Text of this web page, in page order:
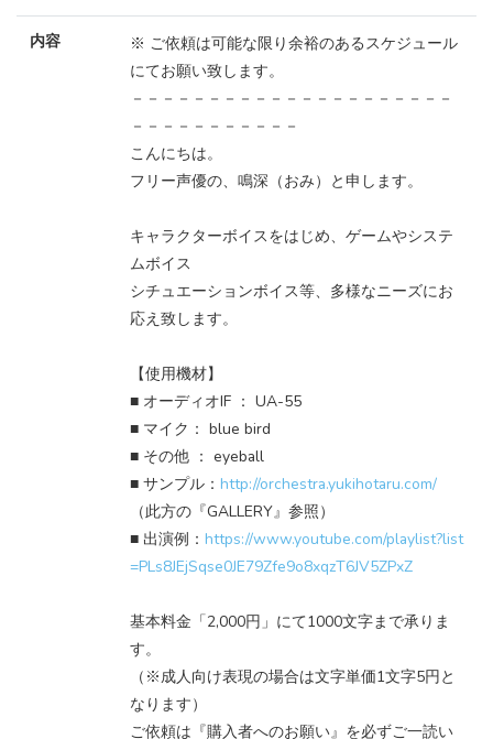
内容
※ ご依頼は可能な限り余裕のあるスケジュール
にてお願い致します。
－－－－－－－－－－－－－－－－－－－－－
－－－－－－－－－－－
こんにちは。
フリー声優の、鳴深（おみ）と申します。
キャラクターボイスをはじめ、ゲームやシステ
ムボイス
シチュエーションボイス等、多様なニーズにお
応え致します。
【使用機材】
■ オーディオIF ： UA-55
■ マイク： blue bird
■ その他 ： eyeball
■ サンプル： http://orchestra.yukihotaru.com/
（此方の『GALLERY』参照）
■ 出演例： https://www.youtube.com/playlist?list
=PLs8JEjSqse0JE79Zfe9o8xqzT6JV5ZPxZ
基本料金「2,000円」にて1000文字まで承りま
す。
（※成人向け表現の場合は文字単価1文字5円と
なります）
ご依頼は『購入者へのお願い』を必ずご一読い